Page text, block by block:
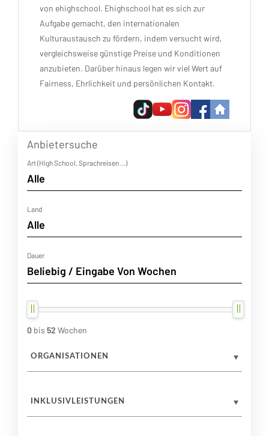
von ehighschool. Ehighschool hat es sich zur
Aufgabe gemacht, den internationalen
Kulturaustausch zu fördern, indem versucht wird,
vergleichsweise günstige Preise und Konditionen
anzubieten. Darüber hinaus legen wir viel Wert auf
Fairness, Ehrlichkeit und persönlichen Kontakt.
Anbietersuche
Art (High School, Sprachreisen ...)
Land
Dauer
0 bis 52 Wochen
ORGANISATIONEN
INKLUSIVLEISTUNGEN